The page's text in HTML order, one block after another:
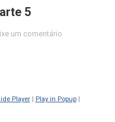
5
um comentário
Player| Play in Popup|